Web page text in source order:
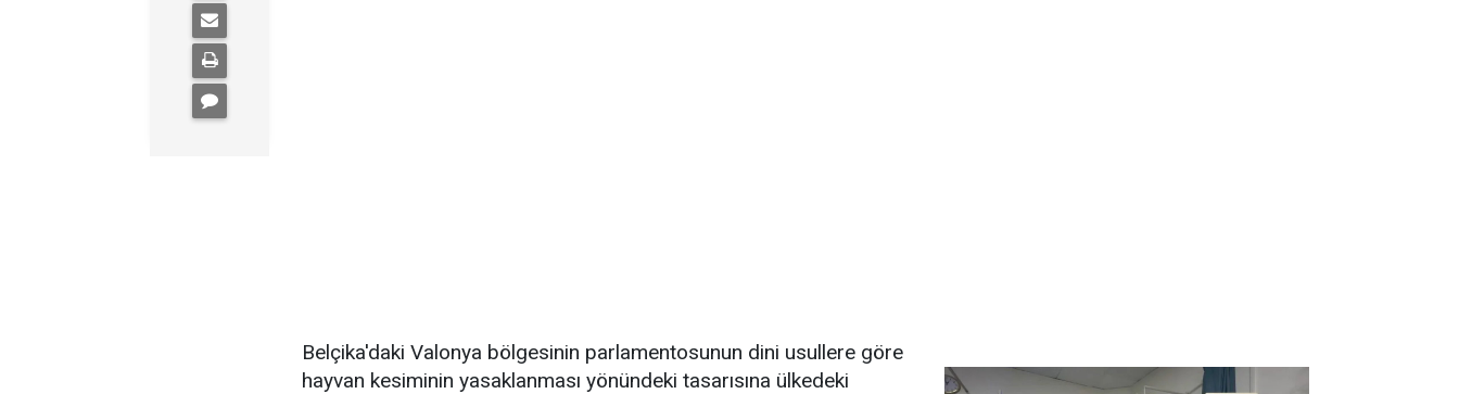
Belçika'daki Valonya bölgesinin parlamentosunun dini usullere göre
hayvan kesiminin yasaklanması yönündeki tasarısına ülkedeki